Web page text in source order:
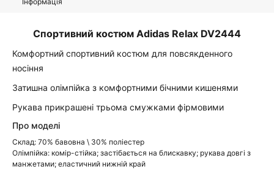
Спортивний костюм Adidas Relax DV2444
Комфортний спортивний костюм для повсякденного
носіння
Затишна олімпійка з комфортними бічними кишенями
Рукава прикрашені трьома смужками фірмовими
Про моделі
Склад: 70% бавовна \ 30% поліестер
Олімпійка: комір-стійка; застібається на блискавку; рукава довгі з
манжетами; еластичний нижній край